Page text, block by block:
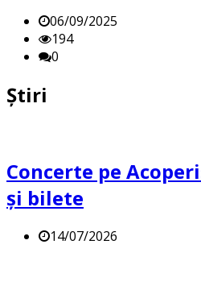
06/09/2025
194
0
Știri
Concerte pe
și bilete
14/07/2026